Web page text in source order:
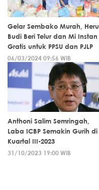
Gelar Sembako Murah, Heru
Budi Beri Telur dan Mi Instan
Gratis untuk PPSU dan PJLP
06/03/2024 09:56 WIB
Anthoni Salim Semringah,
Laba ICBP Semakin Gurih di
Kuartal III-2023
31/10/2023 19:00 WIB